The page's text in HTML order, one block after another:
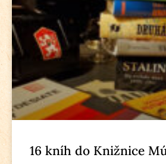
16 kníh do Knižnice